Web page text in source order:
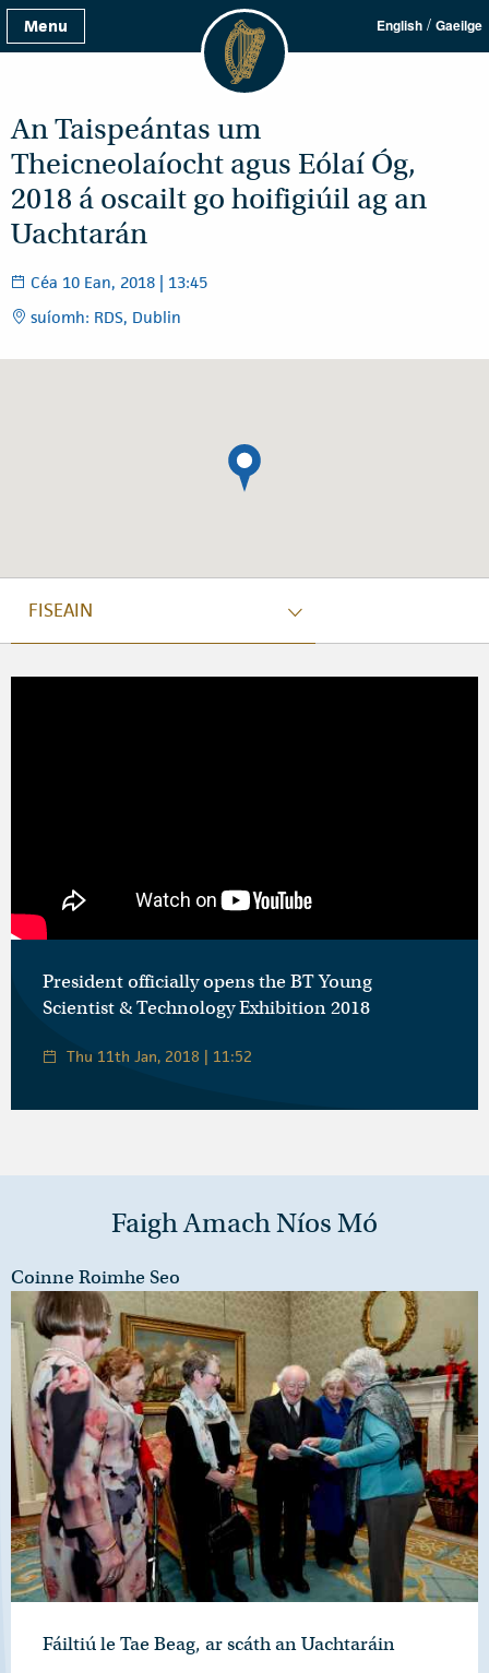
Menu English / Gaeilge
An Taispeántas um
Theicneolaíocht agus Eólaí Óg,
2018 á oscailt go hoifigiúil ag an
Uachtarán
Céa 10 Ean, 2018 | 13:45
suíomh: RDS, Dublin
FISEAIN
President officially opens the BT Young
Scientist & Technology Exhibition 2018
Thu 11th Jan, 2018 | 11:52
Faigh Amach Níos Mó
Coinne Roimhe Seo
Fáiltiú le Tae Beag, ar scáth an Uachtaráin